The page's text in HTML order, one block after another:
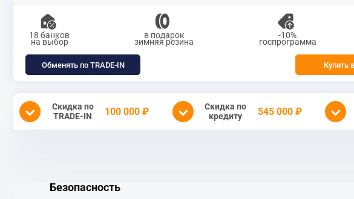
18 банков
на выбор
в подарок
зимняя резина
-10%
госпрограмма
Обменять по TRADE-IN
Скидка по
TRADE-IN
100 000 ₽
Скидка по
кредиту
545 000 ₽
Безопасность